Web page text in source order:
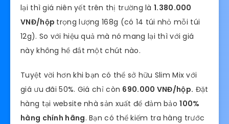
lại thì giá niên yết trên thị trường là 1.380.000
VNĐ/hộp trọng lượng 168g (có 14 túi nhỏ mỗi túi
12g). So với hiệu quả mà nó mang lại thì với giá
này không hề đắt một chút nào.
Tuyệt vời hơn khi bạn có thể sở hữu Slim Mix với
giá ưu đãi 50%. Giá chỉ còn 690.000 VNĐ/hộp. Đặt
hàng tại website nhà sản xuất để đảm bảo100%
hàng chính hãng. Bạn có thể kiếm tra hàng trước